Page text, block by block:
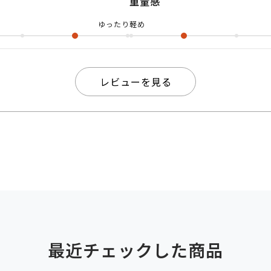
ゆったり軽め
レビューを見る
最近チェックした商品